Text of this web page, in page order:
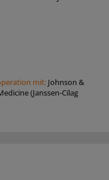
mit: Johnson &
(Janssen-Cilag